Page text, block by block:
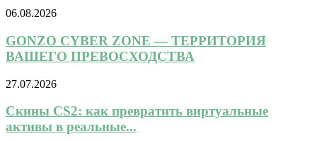
06.08.2026
GONZO CYBER ZONE — ТЕРРИТОРИЯ
ВАШЕГО ПРЕВОСХОДСТВА
27.07.2026
Скины CS2: как превратить виртуальные
активы в реальные...